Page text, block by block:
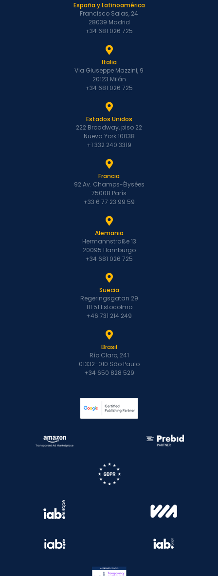
España y Latinoamérica
Francisco Salas, 24
28039 Madrid
+34 681 026 725
Italia
Via Giuseppe Mazzini, 9
20123 Milán
+34 681 026 725
Estados Unidos
222 Broadway, piso 22
Nueva York 10038
+1 332 240 3319
Francia
92 Av. Champs-Élysées
75008 París
+33 6 77 23 99 59
Alemania
Hermannstraße 13
20095 Hamburgo
+34 681 026 725
Suecia
Regeringsgatan 29
111 51 Estocolmo
+46 731 214 249
Brasil
Río Claro, 241
01332-010 São Paulo
+34 650 828 529